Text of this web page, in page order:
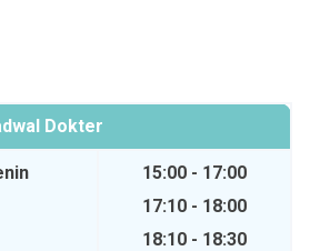
Dokter
15:00 - 17:00
17:10 - 18:00
18:10 - 18:30